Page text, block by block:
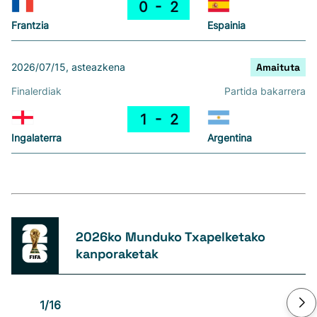
Frantzia
0 2
Espainia
2026/07/15, asteazkena Amaituta
Finalerdiak Partida bakarrera
Ingalaterra
1 2
Argentina
2026ko Munduko Txapelketako
kanporaketak
1/16